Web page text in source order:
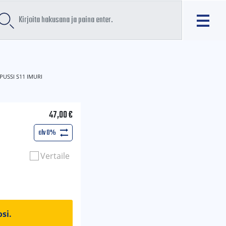
S11 IMURI
47,00€
alv 0%
Vertaile